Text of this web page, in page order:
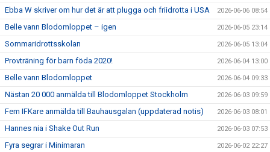
Ebba W skriver om hur det är att plugga och friidrotta i USA 2026-06-06 08:54
Belle vann Blodomloppet – igen 2026-06-05 23:14
Sommaridrottsskolan 2026-06-05 13:04
Provträning för barn föda 2020! 2026-06-04 13:00
Belle vann Blodomloppet 2026-06-04 09:33
Nästan 20 000 anmälda till Blodomloppet Stockholm 2026-06-03 09:59
Fem IFKare anmälda till Bauhausgalan (uppdaterad notis) 2026-06-03 08:01
Hannes nia i Shake Out Run 2026-06-03 07:53
Fyra segrar i Minimaran 2026-06-02 22:27